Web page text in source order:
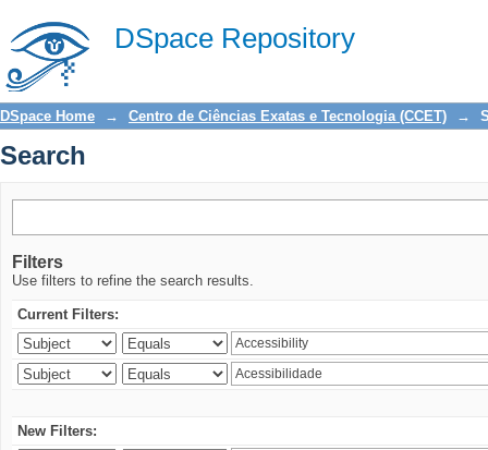
DSpace Repository
Search
DSpace Home → Centro de Ciências Exatas e Tecnologia (CCET) →
Search
Filters
Use filters to refine the search results.
Current Filters:
New Filters: